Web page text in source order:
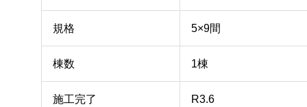
規格 5×9間
棟数 1棟
施工完了 R3.6